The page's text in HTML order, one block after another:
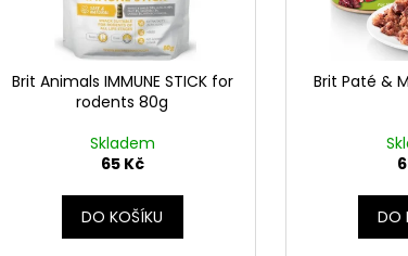
Brit Animals IMMUNE STICK for
rodents 80g
Skladem
65 Kč
DO KOŠÍKU
Brit Paté &
DO
CALIBRA JOY DOG YUMMY TUNA TREAT
100G
79 Kč